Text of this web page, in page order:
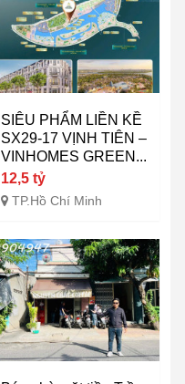
SIÊU PHẨM LIỀN KỀ
SX29-17 VỊNH TIÊN –
VINHOMES GREEN...
12,5 tỷ
TP.Hồ Chí Minh